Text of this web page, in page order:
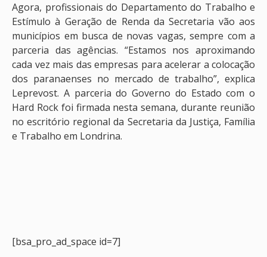
Agora, profissionais do Departamento do Trabalho e
Estímulo à Geração de Renda da Secretaria vão aos
municípios em busca de novas vagas, sempre com a
parceria das agências. “Estamos nos aproximando
cada vez mais das empresas para acelerar a colocação
dos paranaenses no mercado de trabalho”, explica
Leprevost. A parceria do Governo do Estado com o
Hard Rock foi firmada nesta semana, durante reunião
no escritório regional da Secretaria da Justiça, Família
e Trabalho em Londrina.
[bsa_pro_ad_space id=7]